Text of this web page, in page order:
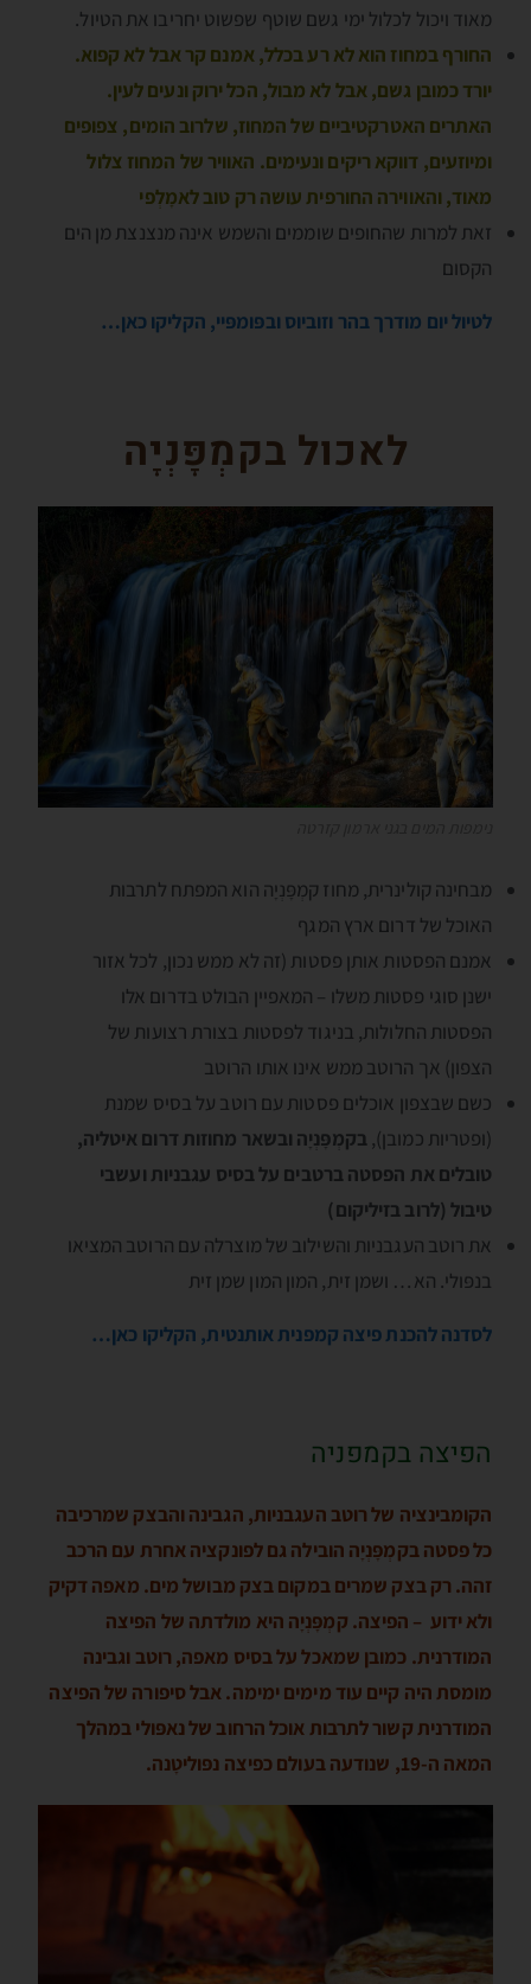
מאוד ויכול לכלול ימי גשם שוטף שפשוט יחריבו את הטיול.
החורף במחוז הוא לא רע בכלל, אמנם קר אבל לא קפוא.
יורד כמובן גשם, אבל לא מבול, הכל ירוק ונעים לעין.
האתרים האטרקטיביים של המחוז, שלרוב הומים, צפופים
ומיוזעים, דווקא ריקים ונעימים. האוויר של המחוז צלול
מאוד, והאווירה החורפית עושה רק טוב לאמָלְפי
זאת למרות שהחופים שוממים והשמש אינה מנצנצת מן הים
הקסום
לטיול יום מודרך בהר וזוביוס ובפּומפּיי, הקליקו כאן…
לאכול בקמְפָּנְיָה
מבחינה קולינרית, מחוז קמְפָּנְיָה הוא המפתח לתרבות
האוכל של דרום ארץ המגף
אמנם הפסטות אותן פסטות (זה לא ממש נכון, לכל אזור
ישנן סוגי פסטות משלו – המאפיין הבולט בדרום אלו
הפסטות החלולות, בניגוד לפסטות בצורת רצועות של
הצפון) אך הרוטב ממש אינו אותו הרוטב
כשם שבצפון אוכלים פסטות עם רוטב על בסיס שמנת
(ופטריות כמובן), בקמְפָּנְיָה ובשאר מחוזות דרום איטליה,
טובלים את הפסטה ברטבים על בסיס עגבניות ועשבי
טיבול (לרוב בזיליקום)
את רוטב העגבניות והשילוב של מוצרלה עם הרוטב המציאו
בנפּולי. הא… ושמן זית, המון המון שמן זית
לסדנה להכנת פיצה קמפנית אותנטית, הקליקו כאן…
הפיצה בקמפניה
הקומבינציה של רוטב העגבניות, הגבינה והבצק שמרכיבה
כל פסטה בקמְפָּנְיָה הובילה גם לפונקציה אחרת עם הרכב
זהה. רק בצק שמרים במקום בצק מבושל מים. מאפה דקיק
ולא ידוע – הפיצה. קמְפָּנְיָה היא מולדתה של הפיצה
המודרנית. כמובן שמאכל על בסיס מאפה, רוטב וגבינה
מומסת היה קיים עוד מימים ימימה. אבל סיפורה של הפיצה
המודרנית קשור לתרבות אוכל הרחוב של נאפּולי במהלך
המאה ה-19, שנודעה בעולם כפיצה נפּוליטָנה.